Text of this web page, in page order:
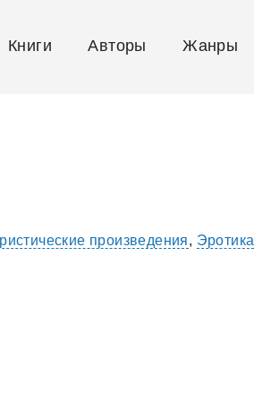
Книги Авторы Жанры
произведения, Эротика